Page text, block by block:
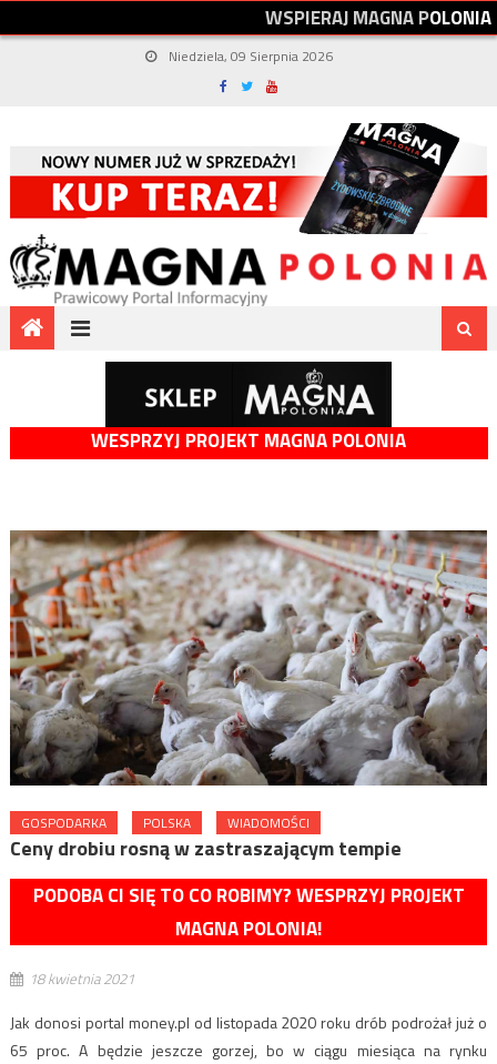
WSPIERAJMAGNAPOLONIA
Niedziela, 09 Sierpnia 2026
WESPRZYJ PROJEKT MAGNA POLONIA
GOSPODARKA POLSKA WIADOMOŚCI
Ceny drobiu rosną w zastraszającym tempie
PODOBA CI SIĘ TO CO ROBIMY? WESPRZYJ PROJEKT
MAGNA POLONIA!
18 kwietnia 2021
Jak donosi portal money.pl od listopada 2020 roku drób podrożał już o
65 proc. A będzie jeszcze gorzej, bo w ciągu miesiąca na rynku